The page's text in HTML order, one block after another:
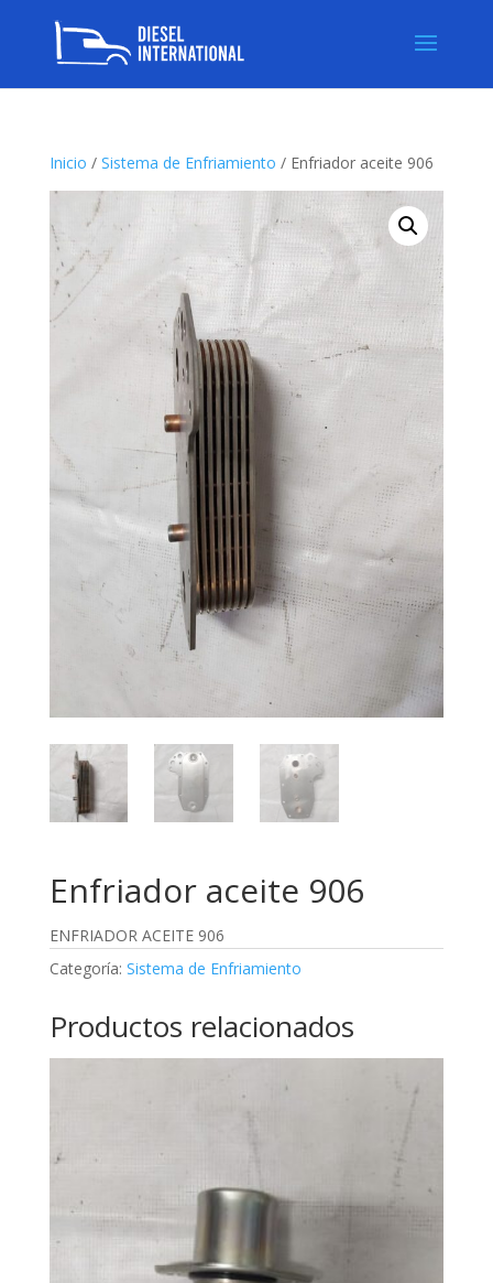
Inicio / Sistema de Enfriamiento / Enfriador aceite 906
Enfriador aceite 906
ENFRIADOR ACEITE 906
Categoría: Sistema de Enfriamiento
Productos relacionados